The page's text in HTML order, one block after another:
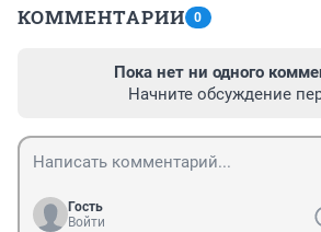
КОММЕНТАРИИ 0
Пока нет ни одного
Начните обсуждение
Гость
Войти